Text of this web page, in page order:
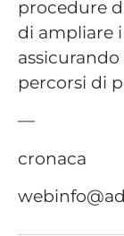
procedure
di ampliare
percorsi di
—
cronaca